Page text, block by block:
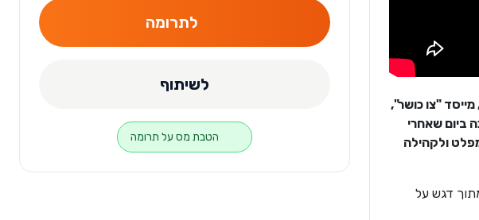
לתרומה
לשיתוף
הטבת מס על תרומה
מייסד "צו כושר",
ביום שאחרי
ולקהילה
אנחנו פועלים מתוך דגש על